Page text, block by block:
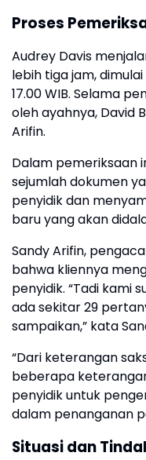
Proses
Audrey Davis
lebih tiga jam,
17.00 WIB. Selama
oleh ayahnya, David
Arifin.
Dalam pemeriksaan
sejumlah dokumen
penyidik dan
baru yang akan
Sandy Arifin,
bahwa kliennya
penyidik. “Tadi kami
ada sekitar 29
sampaikan,” kata
“Dari keterangan
beberapa
penyidik untuk
dalam penanganan
Situasi dan